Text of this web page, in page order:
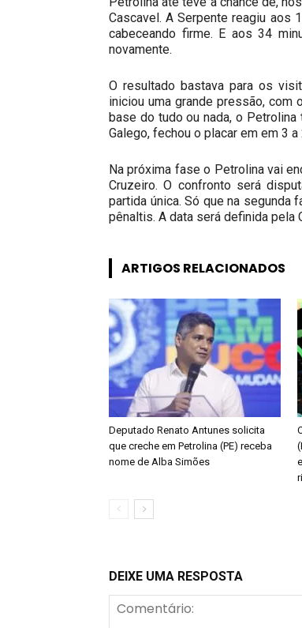
Cascavel. A Serpente reagiu aos
cabeceando firme. E aos 34
novamente.
O resultado bastava para os
iniciou uma grande pressão, com
base do tudo ou nada, o
Galego, fechou o placar em em 3 a
Na próxima fase o Petrolina vai
Cruzeiro. O confronto será
partida única. Só que na segunda
pênaltis. A data será definida pela
ARTIGOS RELACIONADOS
Deputado Renato Antunes solicita
que creche em Petrolina (PE) receba
nome de Alba Simões
DEIXE UMA RESPOSTA